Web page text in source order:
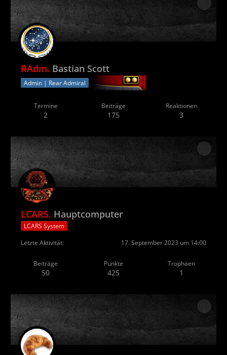
RAdm. Bastian Scott
Admin | Rear Admiral
Termine
2
Beiträge
175
Reaktionen
3
LCARS. Hauptcomputer
LCARS System
Letzte Aktivität
17. September 2023 um 14:00
Beiträge
50
Punkte
425
Trophäen
1